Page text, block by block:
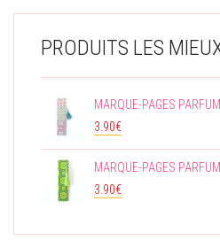
PRODUITS LES
MARQUE-PAGES
3.90€
MARQUE-PAGES
3.90€